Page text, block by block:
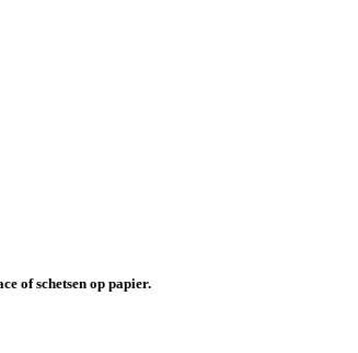
ofschetsen op papier.